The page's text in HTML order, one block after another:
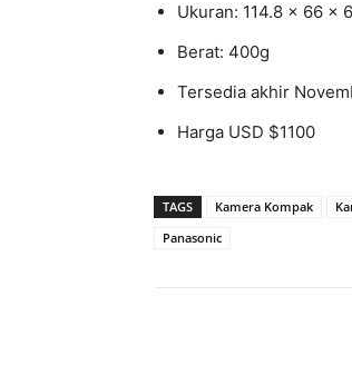
Ukuran: 114.8 x 66 x
Berat: 400g
Tersedia akhir
Harga USD $1100
TAGS Kamera Kompak
Panasonic